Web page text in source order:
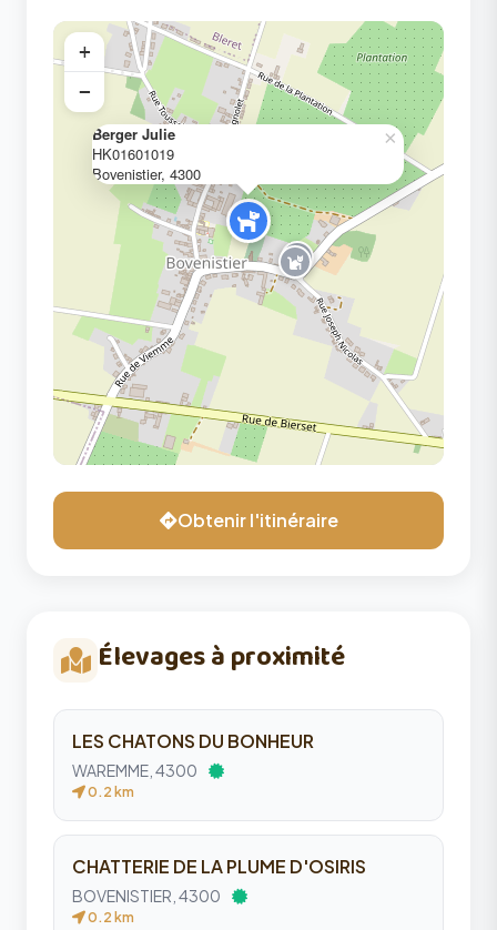
Berger Julie
HK01601019
Bovenistier, 4300
×
+
−
Obtenir l'itinéraire
Élevages à proximité
LES CHATONS DU BONHEUR
WAREMME, 4300
0.2 km
CHATTERIE DE LA PLUME D'OSIRIS
BOVENISTIER, 4300
0.2 km